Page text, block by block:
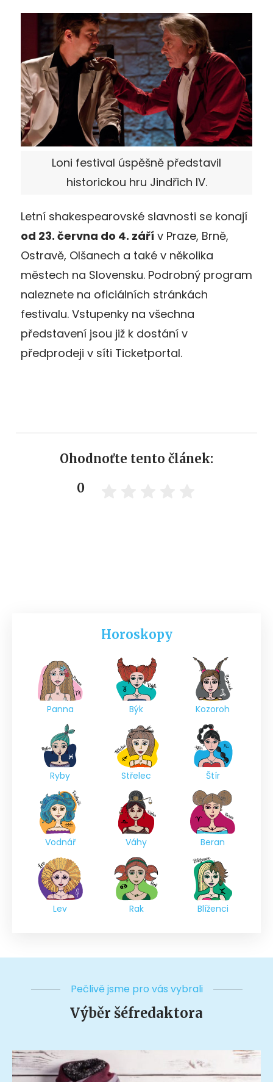
Loni festival úspěšně představil
historickou hru Jindřich IV.
Letní shakespearovské slavnosti se konají
od 23. června do 4. září v Praze, Brně,
Ostravě, Olšanech a také v několika
městech na Slovensku. Podrobný program
naleznete na oficiálních stránkách
festivalu. Vstupenky na všechna
představení jsou již k dostání v
předprodeji v síti Ticketportal.
Ohodnoťte tento článek:
0
Horoskopy
Panna Býk Kozoroh
Ryby Střelec Štír
Vodnář Váhy Beran
Lev Rak Blíženci
Pečlivě jsme pro vás vybrali
Výběr šéfredaktora